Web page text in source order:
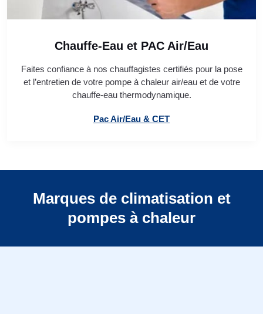
Chauffe-Eau et PAC Air/Eau
Faites confiance à nos chauffagistes certifiés pour la pose
et l’entretien de votre pompe à chaleur air/eau et de votre
chauffe-eau thermodynamique.
Pac Air/Eau & CET
Marques de climatisation et
pompes à chaleur